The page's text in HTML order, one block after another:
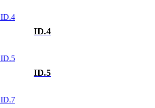
ID.4
ID.5